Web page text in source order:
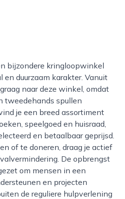
en duurzaam karakter. Vanuit
naar deze winkel, omdat
tweedehands spullen
je een breed assortiment
speelgoed en huisraad,
en betaalbaar geprijsd.
of te doneren, draag je actief
De opbrengst
om mensen in een
en projecten
de reguliere hulpverlening